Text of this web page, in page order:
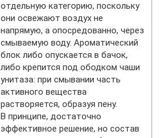
отдельную категорию, поскольку
они освежают воздух не
напрямую, а опосредованно, через
смываемую воду. Ароматический
блок либо опускается в бачок,
либо крепится под ободком чаши
унитаза: при смывании часть
активного вещества
растворяется, образуя пену.
В принципе, достаточно
эффективное решение, но состав